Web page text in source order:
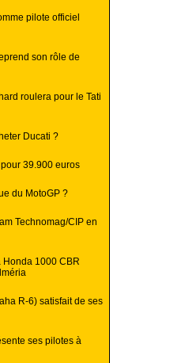
pilote officiel
son rôle de
roulera pour le Tati
Ducati ?
39.900 euros
du MotoGP ?
Technomag/CIP en
Honda 1000 CBR
R-6) satisfait de ses
ses pilotes à